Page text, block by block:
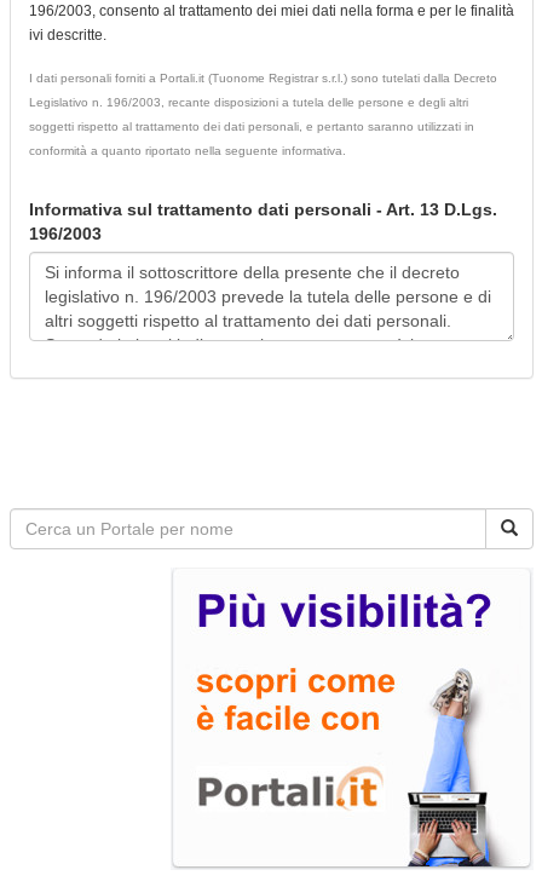
196/2003, consento al trattamento dei miei dati nella forma e per le finalità
ivi descritte.
I dati personali forniti a Portali.it (Tuonome Registrar s.r.l.) sono tutelati dalla Decreto
Legislativo n. 196/2003, recante disposizioni a tutela delle persone e degli altri
soggetti rispetto al trattamento dei dati personali, e pertanto saranno utilizzati in
conformità a quanto riportato nella seguente informativa.
Informativa sul trattamento dati personali - Art. 13 D.Lgs.
196/2003